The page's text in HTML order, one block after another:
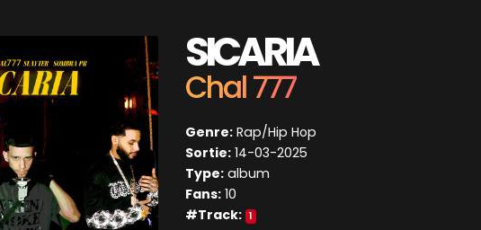
SICARIA
Chal 777
Genre: Rap/Hip Hop
Sortie: 14-03-2025
Type: album
Fans: 10
#Track: 1